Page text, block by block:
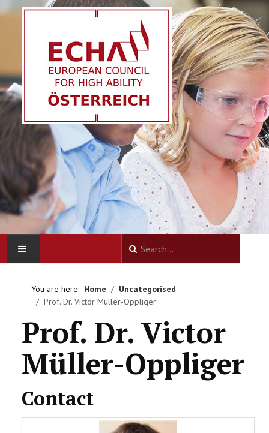
VEREIN
AKTIVITÄTEN
LITERATUREMPFEHLUNGEN
IMPRESSUM
You are here: Home
Uncategorised
Prof. Dr. Victor Müller-Oppliger
Prof. Dr. Victor
Müller-Oppliger
Contact